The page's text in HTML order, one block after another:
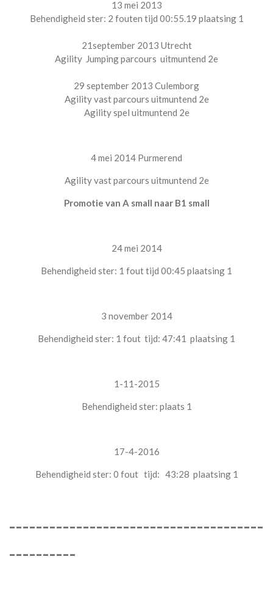
13 mei 2013
Behendigheid ster: 2 fouten tijd 00:55.19 plaatsing 1
21september 2013 Utrecht
Agility Jumping parcours uitmuntend 2e
29 september 2013 Culemborg
Agility vast parcours uitmuntend 2e
Agility spel uitmuntend 2e
4 mei 2014 Purmerend
Agility vast parcours uitmuntend 2e
Promotie van A small naar B1 small
24 mei 2014
Behendigheid ster: 1 fout tijd 00:45 plaatsing 1
3 november 2014
Behendigheid ster: 1 fout tijd: 47:41 plaatsing 1
1-11-2015
Behendigheid ster: plaats 1
17-4-2016
Behendigheid ster: 0 fout tijd: 43:28 plaatsing 1
--------------------------------------
----------